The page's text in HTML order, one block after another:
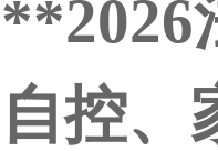
**2026
自控、